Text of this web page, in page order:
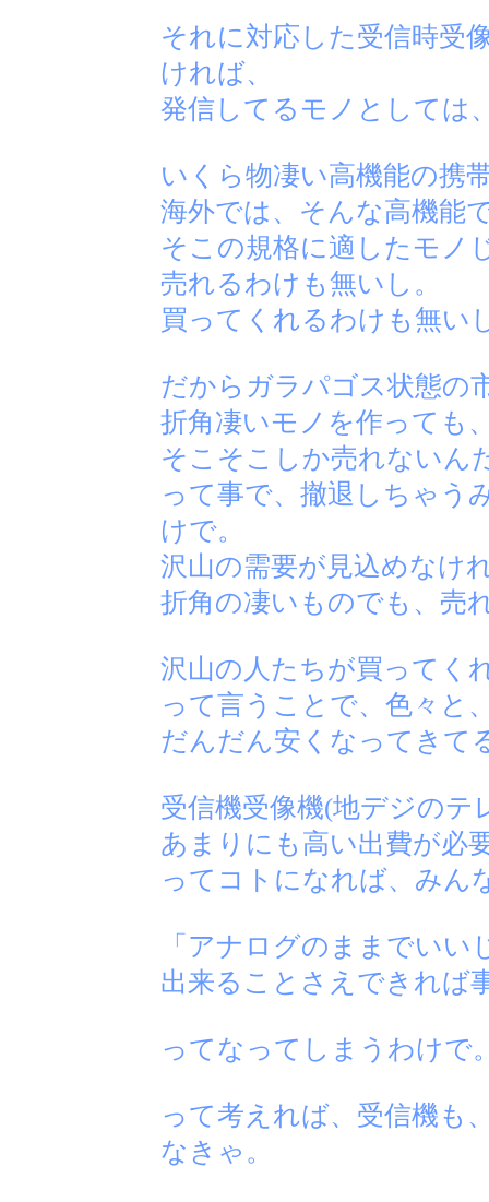
それに対応した受信時受
ければ、
発信してるモノとしては
いくら物凄い高機能の携
海外では、そんな高機能
そこの規格に適したモノ
売れるわけも無いし。
買ってくれるわけも無い
だからガラパゴス状態の
折角凄いモノを作っても
そこそこしか売れないん
って事で、撤退しちゃう
けで。
沢山の需要が見込めなけ
折角の凄いものでも、売
沢山の人たちが買ってく
って言うことで、色々と
だんだん安くなってきて
受信機受像機(地デジのテ
あまりにも高い出費が必
ってコトになれば、みん
「アナログのままでいい
出来ることさえできれば
ってなってしまうわけで
って考えれば、受信機も
なきゃ。